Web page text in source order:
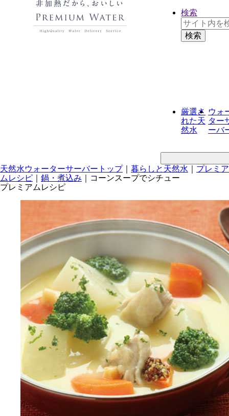
厳選さ
れた天
然水
ウォ
ター
ーバ
検索
天然水ウォーターサーバートップ｜ 暮らしと天然水
プレミア
ムレシピ
鍋・煮込み
コーンスープでシチュー
プレミアムレシピ